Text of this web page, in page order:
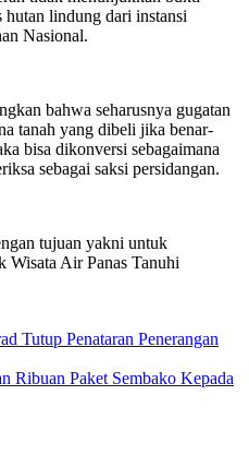
hutan lindung dari instansi
Nasional.
bahwa seharusnya gugatan
tanah yang dibeli jika benar-
bisa dikonversi sebagaimana
sebagai saksi persidangan.
tujuan yakni untuk
Wisata Air Panas Tanuhi
Tutup Penataran Penerangan
Ribuan Paket Sembako Kepada